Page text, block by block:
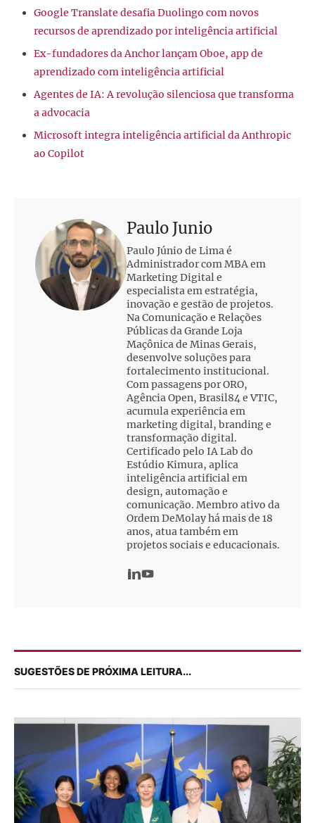
Google Translate desafia Duolingo com novos
recursos de aprendizado por inteligência artificial
Ex-fundadores da Anchor lançam Oboe, app de
aprendizado com inteligência artificial
Agentes de IA: A revolução silenciosa que transforma
a advocacia
Microsoft integra inteligência artificial da Anthropic
ao Copilot
Paulo Junio
Paulo Júnio de Lima é
Administrador com MBA em
Marketing Digital e
especialista em estratégia,
inovação e gestão de projetos.
Na Comunicação e Relações
Públicas da Grande Loja
Maçônica de Minas Gerais,
desenvolve soluções para
fortalecimento institucional.
Com passagens por ORO,
Agência Open, Brasil84 e VTIC,
acumula experiência em
marketing digital, branding e
transformação digital.
Certificado pelo IA Lab do
Estúdio Kimura, aplica
inteligência artificial em
design, automação e
comunicação. Membro ativo da
Ordem DeMolay há mais de 18
anos, atua também em
projetos sociais e educacionais.
SUGESTÕES DE PRÓXIMA LEITURA...